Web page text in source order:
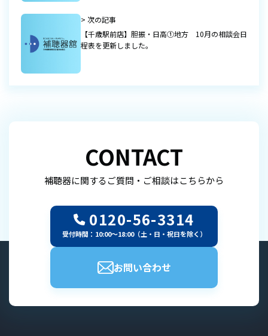
> 次の記事
【千歳駅前店】胆振・日高①地方 10月の相談会日
程表を更新しました。
CONTACT
補聴器に関するご質問・ご相談はこちらから
0120-56-3314
受付時間：10:00～18:00（土・日・祝日を除く）
お問い合わせ